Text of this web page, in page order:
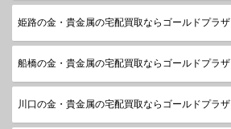
姫路の金・貴金属の宅配買取ならゴールドプラザ
船橋の金・貴金属の宅配買取ならゴールドプラザ
川口の金・貴金属の宅配買取ならゴールドプラザ